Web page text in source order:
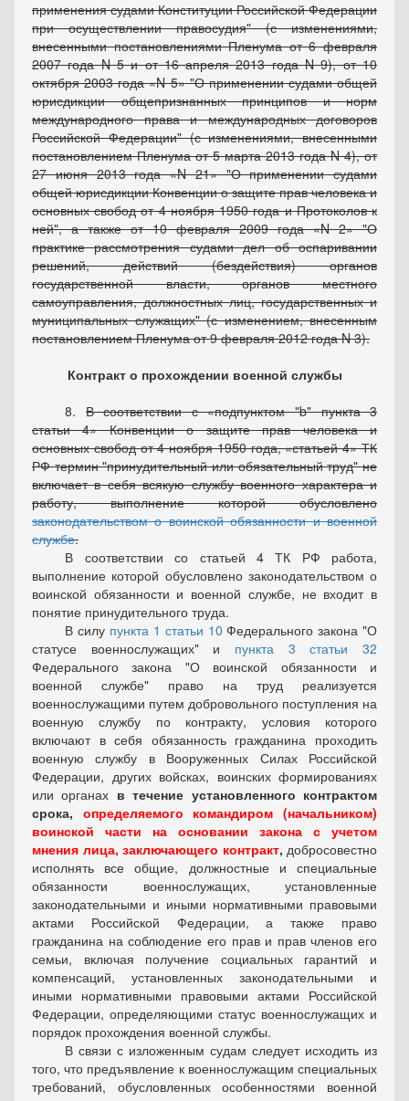
применения судами Конституции Российской Федерации
при осуществлении правосудия" (с изменениями,
внесенными постановлениями Пленума от 6 февраля
2007 года N 5 и от 16 апреля 2013 года N 9), от 10
октября 2003 года N 5 "О применении судами общей
юрисдикции общепризнанных принципов и норм
международного права и международных договоров
Российской Федерации" (с изменениями, внесенными
постановлением Пленума от 5 марта 2013 года N 4), от
27 июня 2013 года N 21 "О применении судами
общей юрисдикции Конвенции о защите прав человека и
основных свобод от 4 ноября 1950 года и Протоколов к
ней", а также от 10 февраля 2009 года N 2 "О
практике рассмотрения судами дел об оспаривании
решений, действий (бездействия) органов
государственной власти, органов местного
самоуправления, должностных лиц, государственных и
муниципальных служащих" (с изменением, внесенным
постановлением Пленума от 9 февраля 2012 года N 3).
Контракт о прохождении военной службы
8. В соответствии с подпунктом "b" пункта 3
статьи 4 Конвенции о защите прав человека и
основных свобод от 4 ноября 1950 года, статьей 4 ТК
РФ термин "принудительный или обязательный труд" не
включает в себя всякую службу военного характера и
работу, выполнение которой обусловлено
законодательством о воинской обязанности и военной
службе.
В соответствии со статьей 4 ТК РФ работа,
выполнение которой обусловлено законодательством о
воинской обязанности и военной службе, не входит в
понятие принудительного труда.
В силу пункта 1 статьи 10 Федерального закона "О
статусе военнослужащих" и пункта 3 статьи 32
Федерального закона "О воинской обязанности и
военной службе" право на труд реализуется
военнослужащими путем добровольного поступления на
военную службу по контракту, условия которого
включают в себя обязанность гражданина проходить
военную службу в Вооруженных Силах Российской
Федерации, других войсках, воинских формированиях
или органах в течение установленного контрактом
срока, определяемого командиром (начальником)
воинской части на основании закона с учетом
мнения лица, заключающего контракт, добросовестно
исполнять все общие, должностные и специальные
обязанности военнослужащих, установленные
законодательными и иными нормативными правовыми
актами Российской Федерации, а также право
гражданина на соблюдение его прав и прав членов его
семьи, включая получение социальных гарантий и
компенсаций, установленных законодательными и
иными нормативными правовыми актами Российской
Федерации, определяющими статус военнослужащих и
порядок прохождения военной службы.
В связи с изложенным судам следует исходить из
того, что предъявление к военнослужащим специальных
требований, обусловленных особенностями военной